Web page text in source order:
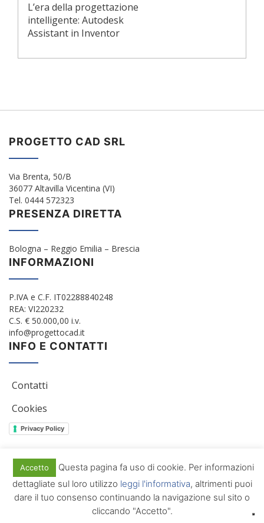
L’era della progettazione
intelligente: Autodesk
Assistant in Inventor
PROGETTO CAD SRL
Via Brenta, 50/B
36077 Altavilla Vicentina (VI)
Tel. 0444 572323
PRESENZA DIRETTA
Bologna – Reggio Emilia – Brescia
INFORMAZIONI
P.IVA e C.F. IT02288840248
REA: VI220232
C.S. € 50.000,00 i.v.
info@progettocad.it
INFO E CONTATTI
Contatti
Cookies
Privacy Policy
© 2012/2022 Progetto Cad Srl. All Rights Reserved
Accetto
Questa pagina fa uso di cookie. Per informazioni
dettagliate sul loro utilizzo leggi l'informativa, altrimenti puoi
dare il tuo consenso continuando la navigazione sul sito o
cliccando "Accetto".